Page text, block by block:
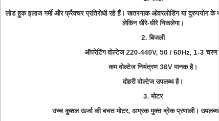
लोड हुक इलाज गर्मी और फ्रैक्चर प्रतिरोधी रहे हैं। खतरनाक ओवरलोडिंग या दुरुपयोग के
लेकिन धीरे-धीरे निकलेगा।
2. बिजली
ऑपरेटिंग वोल्टेज 220-440V, 50 / 60Hz, 1-3
कम वोल्टेज नियंत्रण 36V मानक है।
दोहरी वोल्टेज उपलब्ध है।
3. मोटर
उच्च कुशल ऊर्जा की बचत मोटर, अभ्रक मुक्त ब्रेक प्रणाली।